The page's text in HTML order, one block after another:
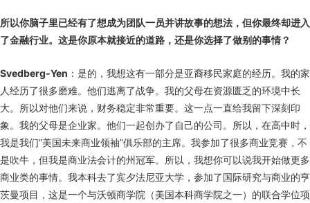
所以你脑子里已经有了想成为团队一员并讲故事的想法，但你最终却进入
了金融行业。这是你原本就接近的道路，还是你选择了做别的事情？
Svedberg-Yen ：是的，我想这有一部分是亚裔移民家庭的经历。我的家
人经历了很多磨难。他们逃离了战争。我的父母在资源匮乏的环境中长
大。所以对他们来说，财务稳定非常重要。这一点一直给我留下深刻印
象。我的父母是企业家。他们一起创办了自己的公司。所以，在高中时，
我是我们“美国未来商业领袖”俱乐部的主席。我参加了很多商业竞赛，不
是吹牛，但我是商业法会计的州冠军。所以，我想你可以说我开始做更多
商业类的事情。我本科去了宾夕法尼亚大学，参加了国际研究与商业的亨
茨曼项目，这是一个与沃顿商学院（美国本科商学院之一）的联合学位项